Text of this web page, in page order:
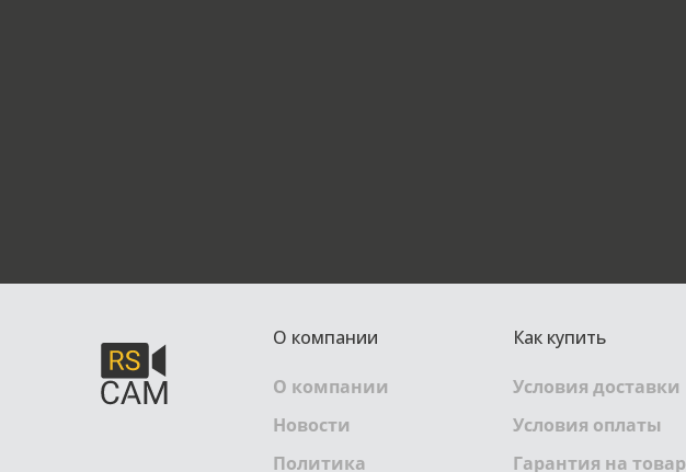
О компании
О компании
Новости
Политика
Как купить
Условия доставки
Условия оплаты
Гарантия на товар